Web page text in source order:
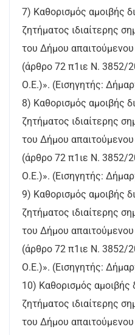
7) Καθορισμός αμοιβής
ζητήματος ιδιαίτερης
του Δήμου
(άρθρο 72 π1ιε Ν. 3852/
Ο.Ε.)». (Εισηγητής:
8) Καθορισμός αμοιβής
ζητήματος ιδιαίτερης
του Δήμου
(άρθρο 72 π1ιε Ν. 3852/
Ο.Ε.)». (Εισηγητής:
9) Καθορισμός αμοιβής
ζητήματος ιδιαίτερης
του Δήμου
(άρθρο 72 π1ιε Ν. 3852/
Ο.Ε.)». (Εισηγητής:
10) Καθορισμός αμοιβής
ζητήματος ιδιαίτερης
του Δήμου